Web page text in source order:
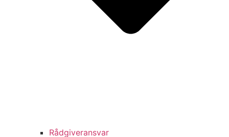
Rådgiveransvar